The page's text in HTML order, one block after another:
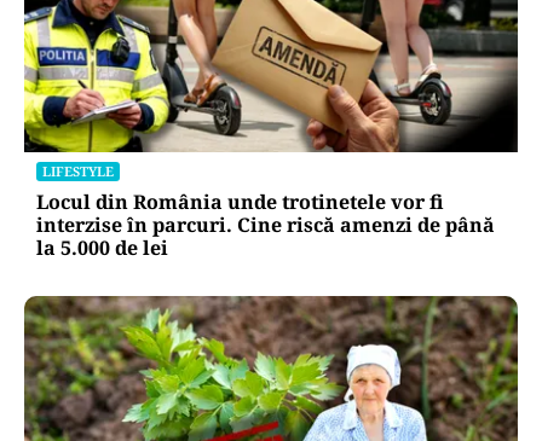
LIFESTYLE
Locul din România unde trotinetele vor fi
interzise în parcuri. Cine riscă amenzi de până
la 5.000 de lei